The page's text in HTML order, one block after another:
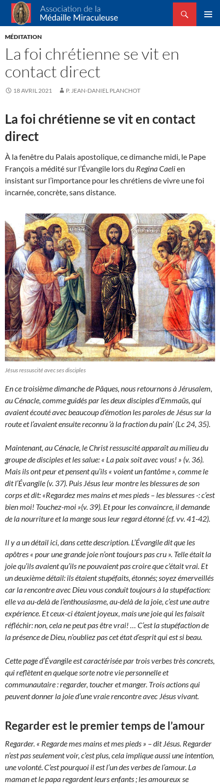
Association de la Médaille Miraculeuse
Recherche
ALLER
AU
MÉDITATION
La foi chrétienne se vit en
contact direct
18 AVRIL 2021 P. JEAN-DANIEL PLANCHOT
La foi chrétienne se vit en contact
direct
À la fenêtre du Palais apostolique, ce dimanche midi, le Pape
François a médité sur l’Évangile lors du Regina Caelien
insistant sur l’importance pour les chrétiens de vivre une foi
incarnée, concrète, sans distance.
Jésus ressuscité avec ses disciples
En ce troisième dimanche de Pâques, nous retournons à Jérusalem,
au Cénacle, comme guidés par les deux disciples d’Emmaüs, qui
avaient écouté avec beaucoup d’émotion les paroles de Jésus sur la
route et l’avaient ensuite reconnu ‘à la fraction du pain’ (Lc 24, 35)
Maintenant, au Cénacle, le Christ ressuscité apparaît au milieu du
groupe de disciples et les salue: « La paix soit avec vous! » (v. 36).
Mais ils ont peur et pensent qu’ils « voient un fantôme », comme le
dit l’Évangile (v. 37). Puis Jésus leur montre les blessures de son
corps et dit: «Regardez mes mains et mes pieds – les blessures -: c’est
bien moi! Touchez-moi »(v. 39). Et pour les convaincre, il demande
de la nourriture et la mange sous leur regard étonné (cf. vv. 41-42).
Il y a un détail ici, dans cette description. L’Évangile dit que les
apôtres « pour une grande joie n’ont toujours pas cru ». Telle était la
joie qu’ils avaient qu’ils ne pouvaient pas croire que c’était vrai. Et
un deuxième détail: ils étaient stupéfaits, étonnés; soyez émerveillés
car la rencontre avec Dieu vous conduit toujours à la stupéfaction:
elle va au-delà de l’enthousiasme, au-delà de la joie, c’est une autre
expérience. Et ceux-ci étaient joyeux, mais une joie qui les faisait
réfléchir: non, cela ne peut pas être vrai! … C’est la stupéfaction de
la présence de Dieu, n’oubliez pas cet état d’esprit qui est si beau.
Cette page d’Évangile est caractérisée par trois verbes très concrets,
qui reflètent en quelque sorte notre vie personnelle et
communautaire : regarder, toucher et manger. Trois actions qui
peuvent donner la joie d’une vraie rencontre avec Jésus vivant.
Regarder est le premier temps de l’amour
Regarder. « Regarde mes mains et mes pieds » – dit Jésus. Regarder
n’est pas seulement voir, c’est plus, cela implique aussi une intention,
une volonté C’est pourquoi il est l’un des verbes de l’amour. La
maman et le papa regardent leurs enfants ; les amoureux se